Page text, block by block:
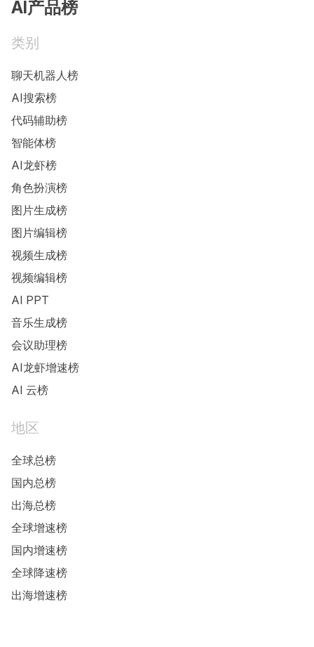
AI产品榜
类别
聊天机器人榜
AI搜索榜
代码辅助榜
智能体榜
AI龙虾榜
角色扮演榜
图片生成榜
图片编辑榜
视频生成榜
视频编辑榜
AI PPT
音乐生成榜
会议助理榜
AI龙虾增速榜
AI 云榜
地区
全球总榜
国内总榜
出海总榜
全球增速榜
国内增速榜
全球降速榜
出海增速榜